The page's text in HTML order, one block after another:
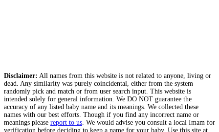
Disclaimer: All names from this website is not related to anyone, living or
dead. Any similarity was purely coincidental, either from the system
randomly pick and match or from user search input. This website is
intended solely for general information. We DO NOT guarantee the
accuracy of any listed baby name and its meanings. We collected these
names with our best efforts. Though if you find any incorrect name or
meanings please report to us . We would advise you consult a local Imam for
verification before deciding to keep a name for your baby. Use this site at